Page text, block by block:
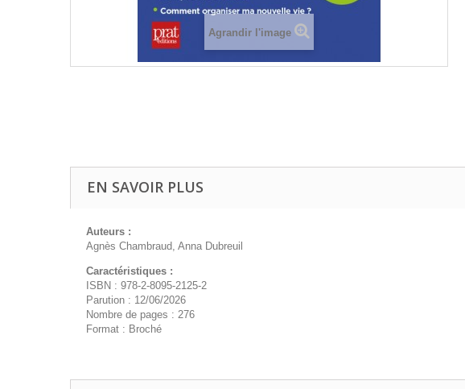
Agrandir l'image
EN SAVOIR PLUS
Auteurs :
Agnès Chambraud, Anna Dubreuil
Caractéristiques :
ISBN : 978-2-8095-2125-2
Parution : 12/06/2026
Nombre de pages : 276
Format : Broché